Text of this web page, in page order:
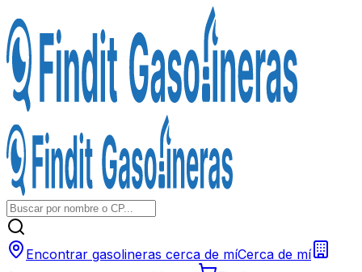
Encontrar gasolineras cerca de míCerca de mí